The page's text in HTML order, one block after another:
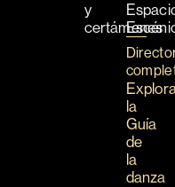
y
certámenes
la
Guía
de
la
danza